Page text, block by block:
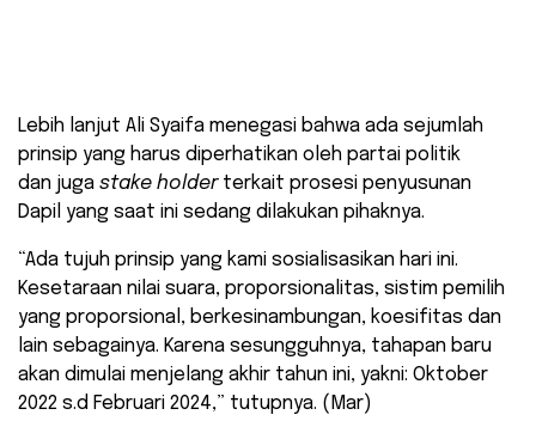
Lebih lanjut Ali Syaifa menegasi bahwa ada sejumlah
prinsip yang harus diperhatikan oleh partai politik
dan juga stake holderterkait prosesi penyusunan
Dapil yang saat ini sedang dilakukan pihaknya.
“Ada tujuh prinsip yang kami sosialisasikan hari ini.
Kesetaraan nilai suara, proporsionalitas, sistim pemilih
yang proporsional, berkesinambungan, koesifitas dan
lain sebagainya. Karena sesungguhnya, tahapan baru
akan dimulai menjelang akhir tahun ini, yakni: Oktober
2022 s.d Februari 2024,” tutupnya. (Mar)